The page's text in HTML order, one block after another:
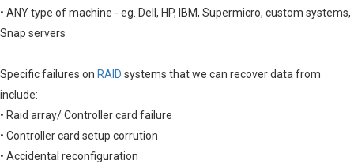
• ANY type of machine - eg. Dell, HP, IBM, Supermicro, custom systems,
Snap servers
Specific failures on RAID systems that we can recover data from
include:
• Raid array/ Controller card failure
• Controller card setup corrution
• Accidental reconfiguration